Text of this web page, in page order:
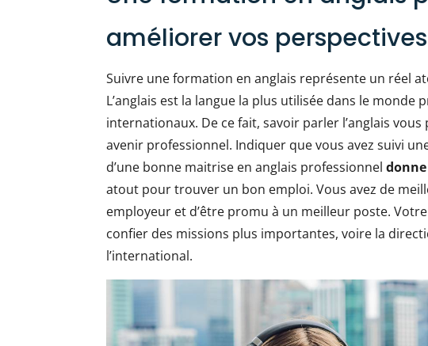
améliorer vos
Suivre une formation en anglais représente un réel
L’anglais est la langue la plus utilisée dans le monde
internationaux. De ce fait, savoir parler l’anglais
avenir professionnel. Indiquer que vous avez suivi
d’une bonne maitrise en anglais professionnel
atout pour trouver un bon emploi. Vous avez de
employeur et d’être promu à un meilleur poste.
confier des missions plus importantes, voire la
l’international.